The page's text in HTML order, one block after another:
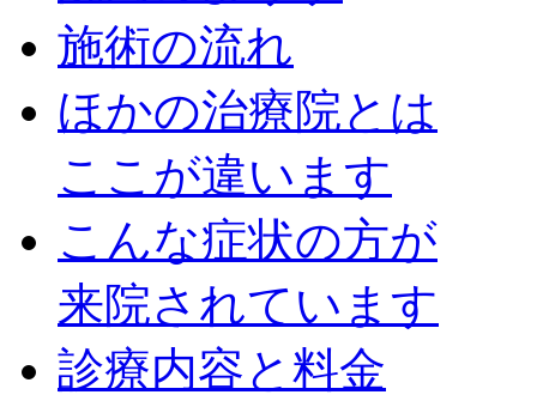
施術の流れ
ほかの治療院とは
ここが違います
こんな症状の方が
来院されています
診療内容と料金